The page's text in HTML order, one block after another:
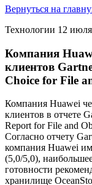
Вернуться на
Технологии 12
Компания
клиентов
Choice for File
Компания Huawei
клиентов в отчете
Report for File and
Согласно отчету
компания Huawei
(5,0/5,0),
готовности
хранилище